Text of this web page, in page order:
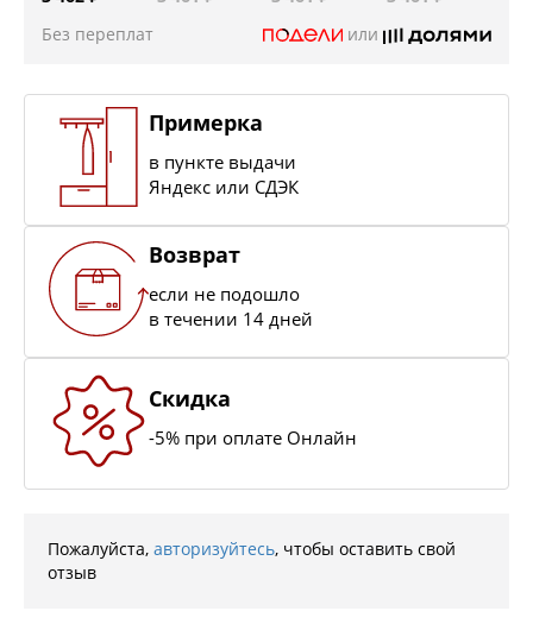
Без переплат
или
Примерка
в пункте выдачи
Яндекс или СДЭК
Возврат
если не подошло
в течении 14 дней
Скидка
-5% при оплате Онлайн
Пожалуйста, авторизуйтесь, чтобы оставить свой
отзыв